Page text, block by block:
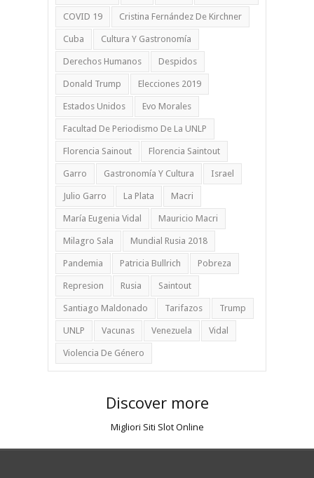
COVID 19 Cristina Fernández De Kirchner
Cuba Cultura Y Gastronomía
Derechos Humanos Despidos
Donald Trump Elecciones 2019
Estados Unidos Evo Morales
Facultad De Periodismo De La UNLP
Florencia Sainout Florencia Saintout
Garro Gastronomía Y Cultura Israel
Julio Garro La Plata Macri
María Eugenia Vidal Mauricio Macri
Milagro Sala Mundial Rusia 2018
Pandemia Patricia Bullrich Pobreza
Represion Rusia Saintout
Santiago Maldonado Tarifazos Trump
UNLP Vacunas Venezuela Vidal
Violencia De Género
Discover more
Migliori Siti Slot Online